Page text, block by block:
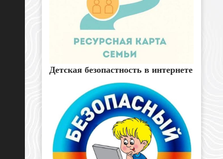
Детская безопастность в интернете